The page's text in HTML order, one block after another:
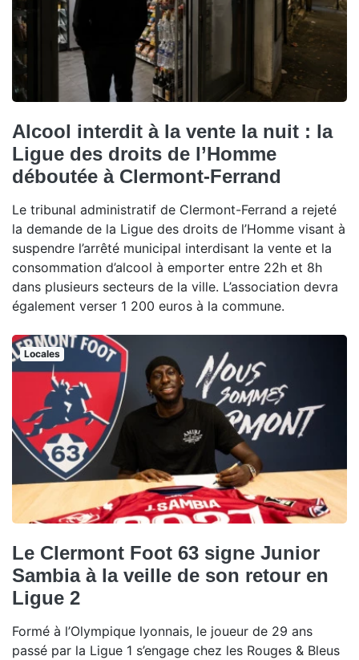
Alcool interdit à la vente la nuit : la
Ligue des droits de l’Homme
déboutée à Clermont-Ferrand
Le tribunal administratif de Clermont-Ferrand a rejeté
la demande de la Ligue des droits de l’Homme visant à
suspendre l’arrêté municipal interdisant la vente et la
consommation d’alcool à emporter entre 22h et 8h
dans plusieurs secteurs de la ville. L’association devra
également verser 1 200 euros à la commune.
Locales
Le Clermont Foot 63 signe Junior
Sambia à la veille de son retour en
Ligue 2
Formé à l’Olympique lyonnais, le joueur de 29 ans
passé par la Ligue 1 s’engage chez les Rouges & Bleus